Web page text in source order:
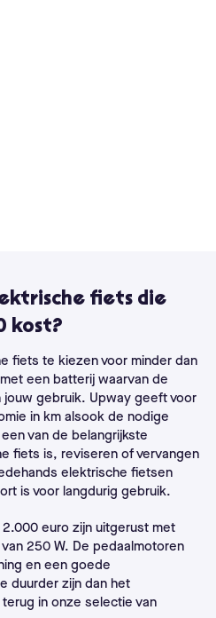
fiets die
kost?
fiets te kiezen voor minder dan
een batterij waarvan de
jouw gebruik. Upway geeft voor
in km alsook de nodige
van de belangrijkste
fiets is, reviseren of vervangen
elektrische fietsen
is voor langdurig gebruik.
2.000 euro zijn uitgerust met
250 W. De pedaalmotoren
en een goede
duurder zijn dan het
in onze selectie van